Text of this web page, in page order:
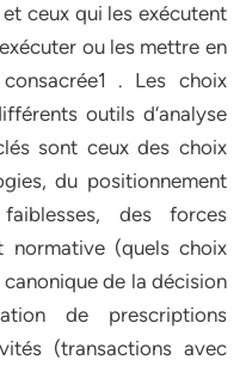
ceux qui les exécutent
ou les mettre en
. Les choix
outils d‘analyse
sont ceux des choix
du positionnement
des forces
normative (quels choix
de la décision
de prescriptions
(transactions avec